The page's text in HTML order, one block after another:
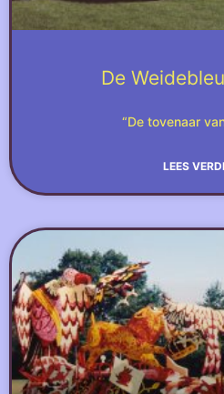
De
“De tovenaar
LEES